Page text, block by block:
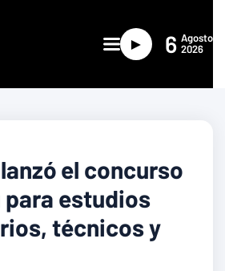
► 6 Agosto
2026
el concurso
para estudios
técnicos y